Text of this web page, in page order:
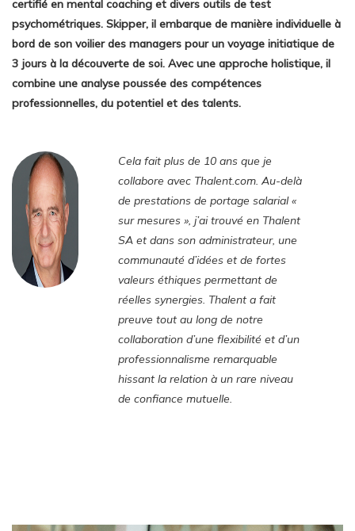
certifié en mental coaching et divers outils de test
psychométriques. Skipper, il embarque de manière individuelle à
bord de son voilier des managers pour un voyage initiatique de
3 jours à la découverte de soi. Avec une approche holistique, il
combine une analyse poussée des compétences
professionnelles, du potentiel et des talents.
Cela fait plus de 10 ans que je
collabore avec Thalent.com. Au-delà
de prestations de portage salarial «
sur mesures », j’ai trouvé en Thalent
SA et dans son administrateur, une
communauté d’idées et de fortes
valeurs éthiques permettant de
réelles synergies. Thalent a fait
preuve tout au long de notre
collaboration d’une flexibilité et d’un
professionnalisme remarquable
hissant la relation à un rare niveau
de confiance mutuelle.